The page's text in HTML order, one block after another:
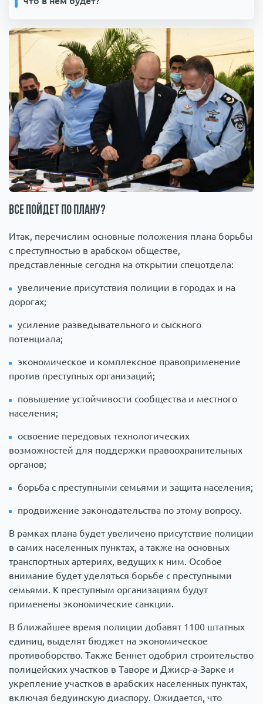
Все пойдет по плану?
Итак, перечислим основные положения плана борьбы
с преступностью в арабском обществе,
представленные сегодня на открытии спецотдела:
увеличение присутствия полиции в городах и на
дорогах;
усиление разведывательного и сыскного
потенциала;
экономическое и комплексное правоприменение
против преступных организаций;
повышение устойчивости сообщества и местного
населения;
освоение передовых технологических
возможностей для поддержки правоохранительных
органов;
борьба с преступными семьями и защита населения;
продвижение законодательства по этому вопросу.
В рамках плана будет увеличено присутствие полиции
в самих населенных пунктах, а также на основных
транспортных артериях, ведущих к ним. Особое
внимание будет уделяться борьбе с преступными
семьями. К преступным организациям будут
применены экономические санкции.
В ближайшее время полиции добавят 1100 штатных
единиц, выделят бюджет на экономическое
противоборство. Также Беннет одобрил строительство
полицейских участков в Таворе и Джиср-а-Зарке и
укрепление участков в арабских населенных пунктах,
включая бедуинскую диаспору. Ожидается, что